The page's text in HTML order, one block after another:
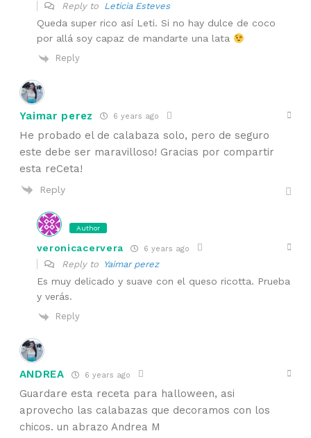
Reply to Leticia Esteves
Queda super rico así Leti. Si no hay dulce de coco
por allá soy capaz de mandarte una lata
Reply
Yaimar perez 6 years ago
He probado el de calabaza solo, pero de seguro
este debe ser maravilloso! Gracias por compartir
esta reCeta!
Reply
Author
veronicacervera 6 years ago
Reply to Yaimar perez
Es muy delicado y suave con el queso ricotta. Prueba
y verás.
Reply
ANDREA 6 years ago
Guardare esta receta para halloween, asi
aprovecho las calabazas que decoramos con los
chicos. un abrazo Andrea M